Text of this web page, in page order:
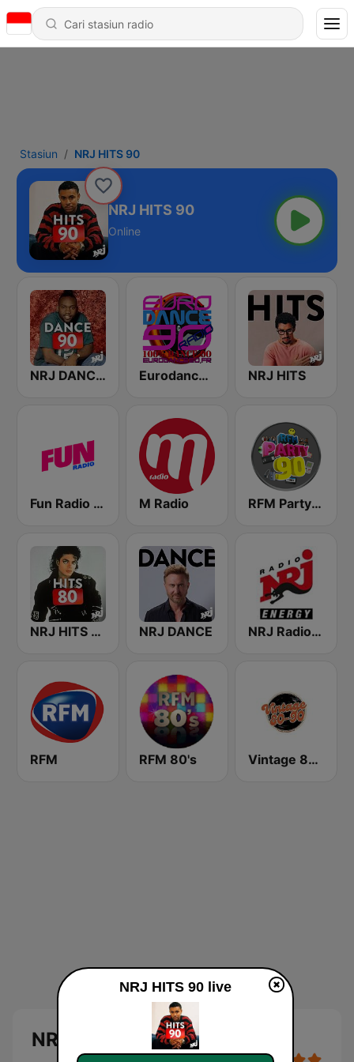
Stasiun NRJ HITS 90
NRJ HITS 90
Online
NRJ DANCE 90 Eurodance 90 NRJ HITS
Fun Radio FRANCE M Radio RFM Party 90
NRJ HITS 80' NRJ DANCE NRJ Radio ENERGY
RFM RFM 80's Vintage 80 90
NRJ HITS 90
NRJ HITS 90 live